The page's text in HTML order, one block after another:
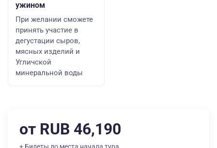
ужином
При желании сможете
принять участие в
дегустации сыров,
мясных изделий и
Угличской
минеральной воды
от RUB 46,190